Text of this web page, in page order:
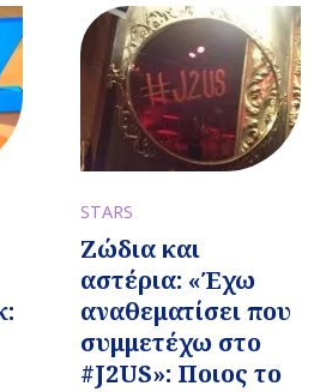
STARS
Ζώδια και
αστέρια: «Έχω
αναθεματίσει που
συμμετέχω στο
#J2US»: Ποιος το